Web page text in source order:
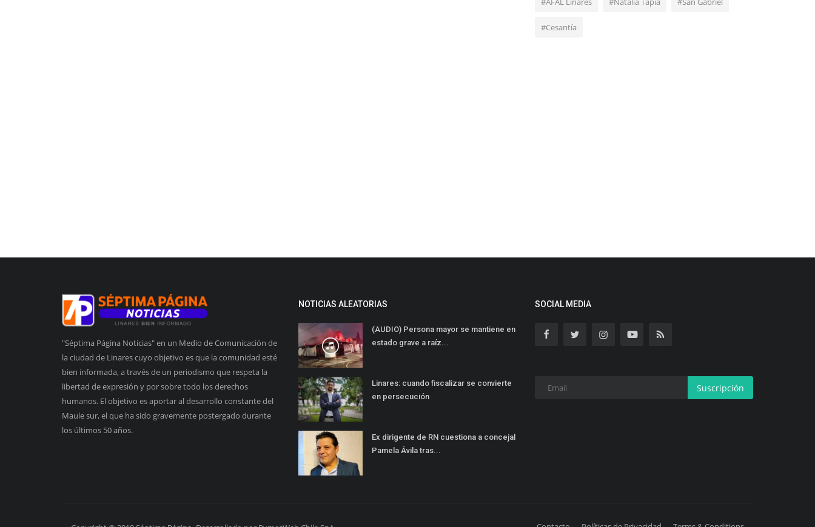
#Cesantía
"Séptima Página Noticias" en un Medio de Comunicación de
la ciudad de Linares cuyo objetivo es que la comunidad esté
bien informada, a través de un periodismo que respeta la
libertad de expresión y por sobre todo los derechos
humanos. El objetivo es aportar al desarrollo constante del
Maule sur, el que ha sido gravemente postergado durante
los últimos 50 años.
NOTICIAS ALEATORIAS
(AUDIO) Persona mayor se mantiene en
estado grave a raíz...
Linares: cuando fiscalizar se convierte
en persecución
Ex dirigente de RN cuestiona a concejal
Pamela Ávila tras...
SOCIAL MEDIA
Suscripción